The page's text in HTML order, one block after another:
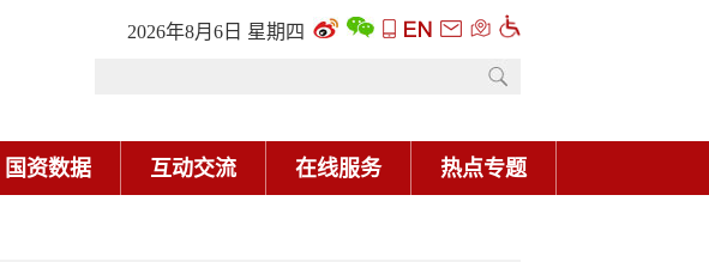
2026年8月6日 星期四
国资数据 互动交流 在线服务 热点专题